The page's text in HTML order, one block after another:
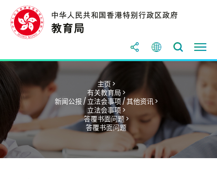
主页 >
有关教育局 >
新闻公报 / 立法会事项 / 其他资讯 >
立法会事项 >
答覆书面问题 >
答覆书面问题